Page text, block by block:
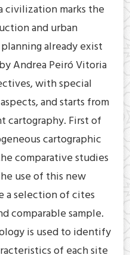
civilization marks the
and urban
already exist
Andrea Peiró Vitoria
with special
and starts from
cartography. First of
cartographic
comparative studies
use of this new
a selection of cites
comparable sample.
is used to identify
of each site